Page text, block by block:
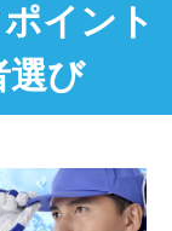
イント
選び